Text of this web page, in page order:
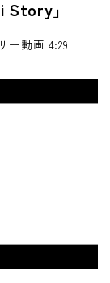
」
ー動画 4:29